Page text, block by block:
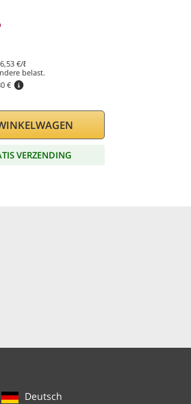
€/ℓ
belast.
€
VERZENDING
Deutsch